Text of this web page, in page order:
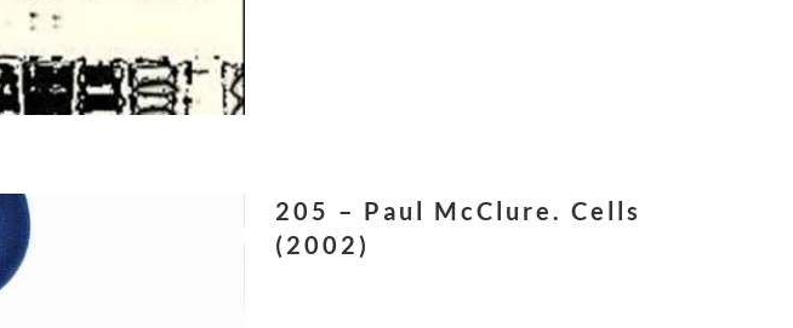
205 – Paul McClure. Cells
(2002)